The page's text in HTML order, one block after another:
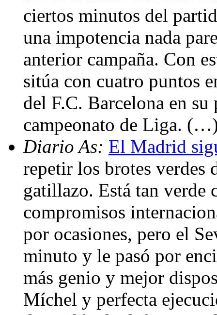
ciertos minutos del
una impotencia nada
anterior campaña. Con
sitúa con cuatro puntos
del F.C. Barcelona en
campeonato de Liga.
Diario As: El Madrid
repetir los brotes verdes
gatillazo. Está tan verde
compromisos
por ocasiones, pero el
minuto y le pasó por
más genio y mejor
Míchel y perfecta